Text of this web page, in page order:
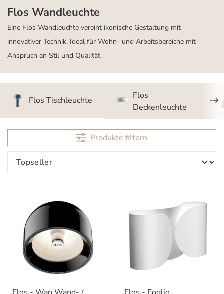
Flos Wandleuchte
Eine Flos Wandleuchte vereint ikonische Gestaltung mit
innovativer Technik. Ideal für Wohn- und Arbeitsbereiche mit
Anspruch an Stil und Qualität.
Flos Tischleuchte
Flos
Deckenleuchte
Produkte filtern